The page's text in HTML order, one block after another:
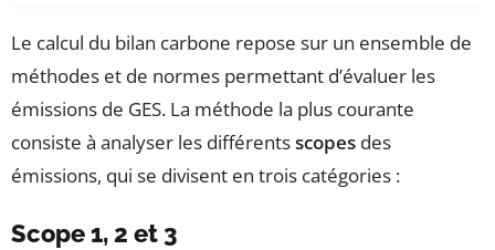
Le calcul du bilan carbone repose sur un ensemble de
méthodes et de normes permettant d’évaluer les
émissions de GES. La méthode la plus courante
consiste à analyser les différentsscopes des
émissions, qui se divisent en trois catégories :
Scope 1, 2 et 3